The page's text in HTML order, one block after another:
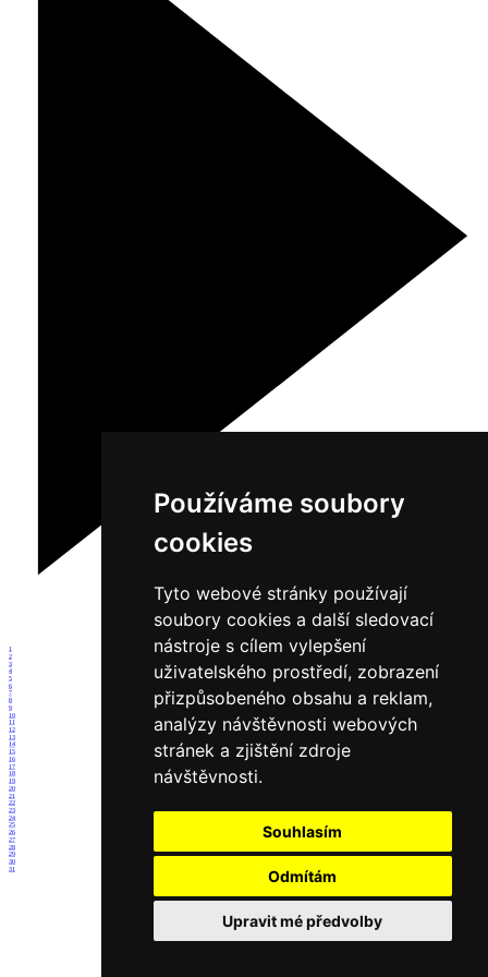
Používáme soubory
cookies
Tyto webové stránky používají
soubory cookies a další sledovací
nástroje s cílem vylepšení
uživatelského prostředí, zobrazení
přizpůsobeného obsahu a reklam,
analýzy návštěvnosti webových
stránek a zjištění zdroje
návštěvnosti.
Souhlasím
Odmítám
Upravit mé předvolby
1
2
3
4
5
6
7
8
9
10
11
12
13
14
15
16
17
18
19
20
21
22
23
24
25
26
27
28
29
30
31